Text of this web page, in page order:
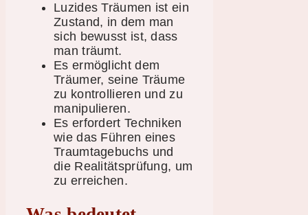
Luzides Träumen ist ein
Zustand, in dem man
sich bewusst ist, dass
man träumt.
Es ermöglicht dem
Träumer, seine Träume
zu kontrollieren und zu
manipulieren.
Es erfordert Techniken
wie das Führen eines
Traumtagebuchs und
die Realitätsprüfung, um
zu erreichen.